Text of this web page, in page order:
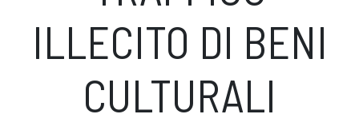
ILLECITO DI BENI
CULTURALI